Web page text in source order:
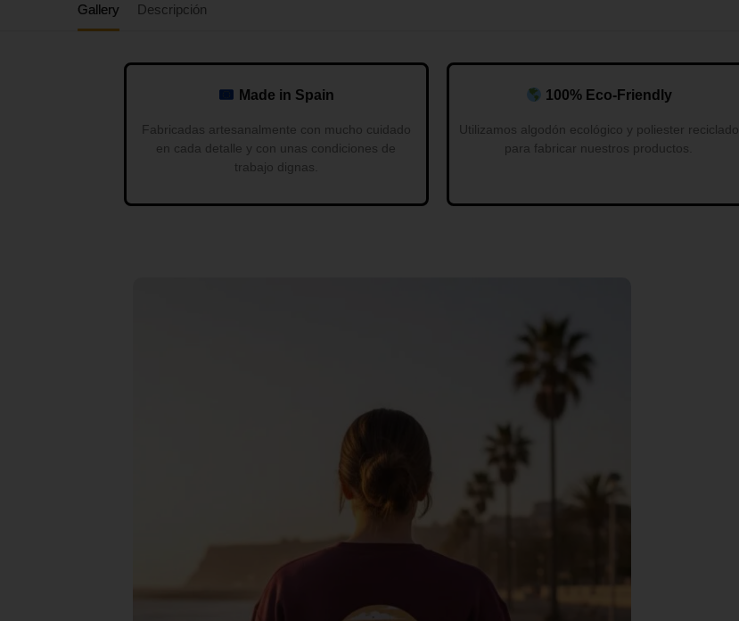
Gallery Descripción
Made in Spain
Fabricadas artesanalmente con mucho cuidado
en cada detalle y con unas condiciones de
trabajo dignas.
100% Eco-Friendly
Utilizamos algodón ecológico y poliester reciclado
para fabricar nuestros productos.